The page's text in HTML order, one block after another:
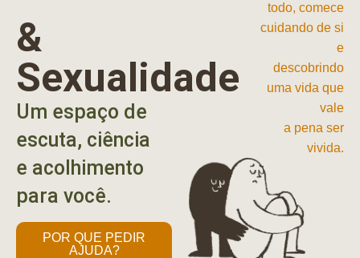
&
Sexualidade
Um espaço de
escuta, ciência
e acolhimento
para você.
POR QUE PEDIR
AJUDA?
todo, comece
cuidando de si
e
descobrindo
uma vida que
vale
a pena ser
vivida.